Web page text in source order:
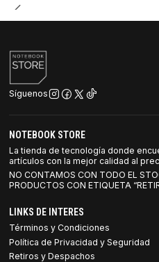
Síguenos
NOTEBOOK STORE
La tienda de tecnología donde
artículos con la mejor calidad al
NO CONTAMOS CON TODO EL
PRODUCTOS CON ETIQUETA
LINKS DE INTERES
Términos y Condiciones
Política de Privacidad y Seguridad
Retiros y Despachos